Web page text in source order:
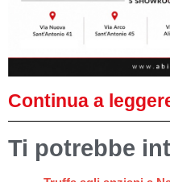
Continua a
Ti potrebbe